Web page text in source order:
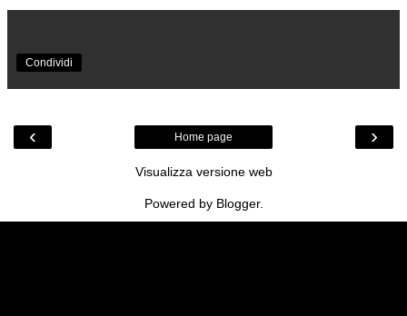
Condividi
‹ ›
Home page
Visualizza versione web
Powered by Blogger.